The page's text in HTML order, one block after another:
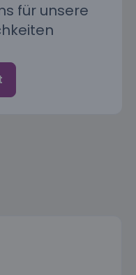
für unsere